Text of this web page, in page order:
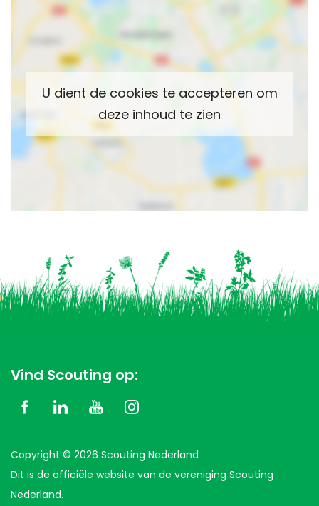
Vind Scouting op:
Copyright © 2026 Scouting Nederland
Dit is de officiële website van de vereniging Scouting
Nederland.